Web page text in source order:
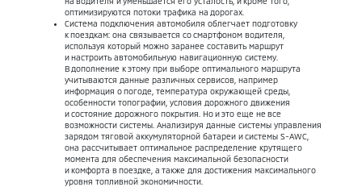
оптимизируются потоки трафика на дорогах.
Система подключения автомобиля облегчает подготовку
к поездкам: она связывается со смартфоном водителя,
используя который можно заранее составить маршрут
и настроить автомобильную навигационную систему.
В дополнение к этому при выборе оптимального маршрута
учитываются данные различных сервисов, например
информация о погоде, температура окружающей среды,
особенности топографии, условия дорожного движения
и состояние дорожного покрытия. Но и это еще не все
возможности системы. Анализируя данные системы управления
зарядом тяговой аккумуляторной батареи и системы S-AWC,
она рассчитывает оптимальное распределение крутящего
момента для обеспечения максимальной безопасности
и комфорта в поездке, а также для достижения максимального
уровня топливной экономичности.